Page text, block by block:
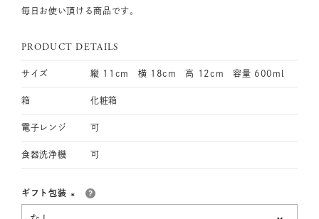
毎日お使い頂ける商品です。
PRODUCT DETAILS
サイズ 縦 11cm 横 18cm 高 12cm 容量 600ml
箱 化粧箱
電子レンジ 可
食器洗浄機 可
ギフト包装